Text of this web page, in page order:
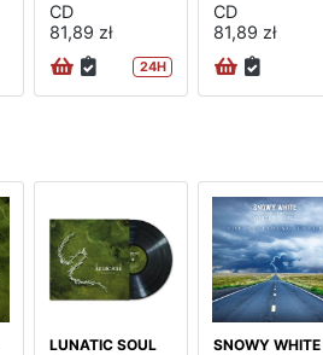
CD
81,89 zł
24H
CD
81,89 zł
LUNATIC SOUL
SNOWY WHITE